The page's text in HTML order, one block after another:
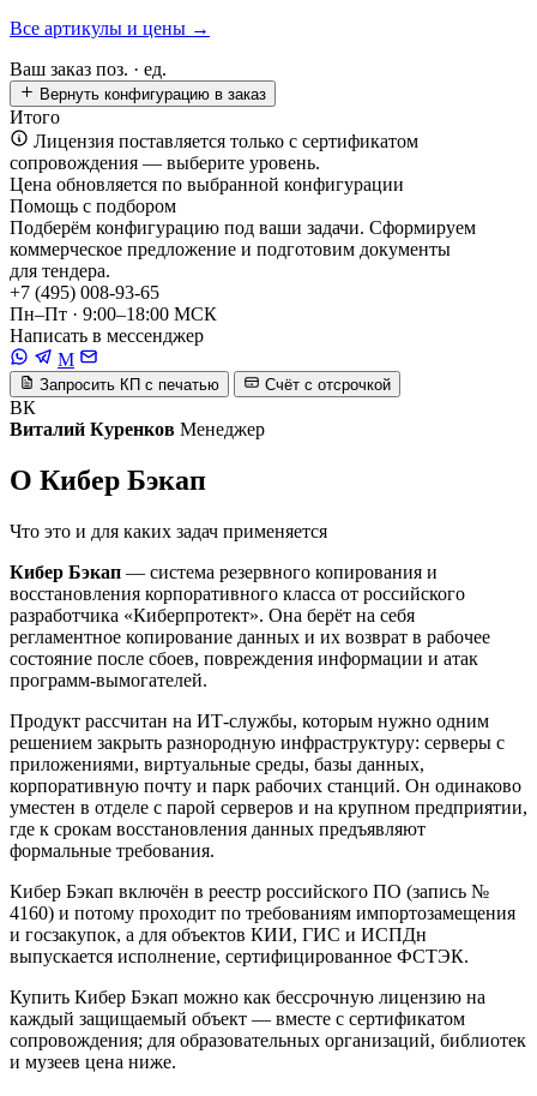
Все артикулы и цены →
Ваш заказ поз. · ед.
Вернуть конфигурацию в заказ
Итого
Лицензия поставляется только с сертификатом
сопровождения — выберите уровень.
Цена обновляется по выбранной конфигурации
Помощь с подбором
Подберём конфигурацию под ваши задачи. Сформируем
коммерческое предложение и подготовим документы
для тендера.
+7 (495) 008-93-65
Пн–Пт · 9:00–18:00 МСК
Написать в мессенджер
M
Запросить КП с печатью Счёт с отсрочкой
ВК
Виталий Куренков Менеджер
О Кибер Бэкап
Что это и для каких задач применяется
Кибер Бэкап — система резервного копирования и
восстановления корпоративного класса от российского
разработчика «Киберпротект». Она берёт на себя
регламентное копирование данных и их возврат в рабочее
состояние после сбоев, повреждения информации и атак
программ-вымогателей.
Продукт рассчитан на ИТ-службы, которым нужно одним
решением закрыть разнородную инфраструктуру: серверы с
приложениями, виртуальные среды, базы данных,
корпоративную почту и парк рабочих станций. Он одинаково
уместен в отделе с парой серверов и на крупном предприятии,
где к срокам восстановления данных предъявляют
формальные требования.
Кибер Бэкап включён в реестр российского ПО (запись №
4160) и потому проходит по требованиям импортозамещения
и госзакупок, а для объектов КИИ, ГИС и ИСПДн
выпускается исполнение, сертифицированное ФСТЭК.
Купить Кибер Бэкап можно как бессрочную лицензию на
каждый защищаемый объект — вместе с сертификатом
сопровождения; для образовательных организаций, библиотек
и музеев цена ниже.